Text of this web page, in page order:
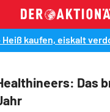
Heiß kaufen, eiskalt
Das